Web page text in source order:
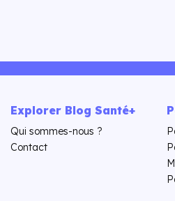
Explorer Blog Santé+
Qui sommes-nous ?
Contact